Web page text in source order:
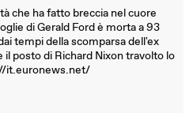
che ha fatto breccia nel cuore
di Gerald Ford è morta a 93
tempi della scomparsa dell'ex
il posto di Richard Nixon travolto lo
it.euronews.net/